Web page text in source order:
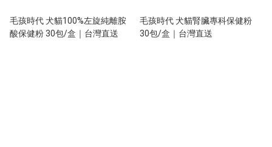
毛孩時代 犬貓100%左旋純離胺
酸保健粉 30包/盒｜台灣直送
毛孩時代 犬貓腎臟專科保健粉
30包/盒｜台灣直送